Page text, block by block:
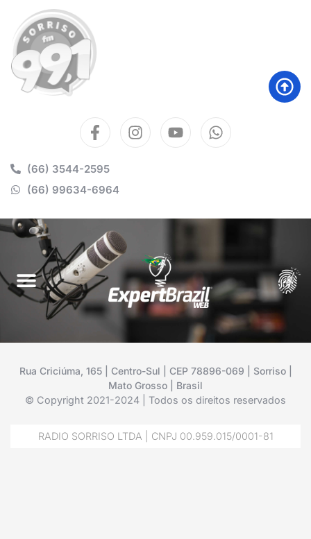
(66) 3544-2595
(66) 99634-6964
Rua Criciúma, 165 | Centro-Sul | CEP 78896-069 | Sorriso |
Mato Grosso | Brasil
© Copyright 2021-2024 | Todos os direitos reservados
RADIO SORRISO LTDA | CNPJ 00.959.015/0001-81